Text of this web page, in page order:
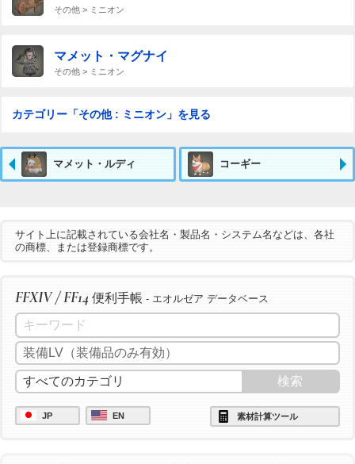
その他 > ミニオン
マメット・マグナイ
その他 > ミニオン
カテゴリー「その他 : ミニオン」を見る
マメット・ルディ コーギー
サイト上に記載されている会社名・製品名・システム名などは、各社
の商標、または登録商標です。
FFXIV / FF14 便利手帳 - エオルゼア データベース
JP EN 素材計算ツール